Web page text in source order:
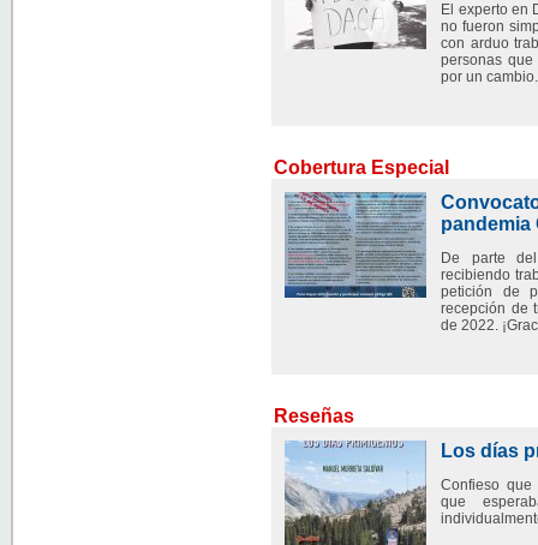
El experto en
no fueron
con arduo
personas
por un cambio.
Cobertura Especial
pandemia
De parte
recibiendo
petición de
recepción de
de 2022.
Reseñas
Los días
Confieso que
que